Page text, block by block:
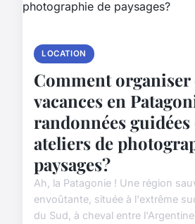
LOCATION
Comment organiser
vacances en
randonnées guidées
ateliers de
paysages?
Ah, la Patagonie ! Une région
envoûtante, située à l'extrême
du Sud, à cheval entre